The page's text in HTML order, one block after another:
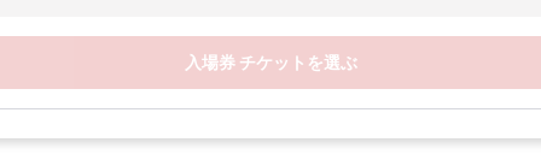
入場券 チケットを選ぶ